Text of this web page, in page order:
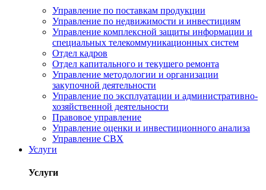
Управление по поставкам продукции
Управление по недвижимости и инвестициям
Управление комплексной защиты информации и
специальных телекоммуникационных систем
Отдел кадров
Отдел капитального и текущего ремонта
Управление методологии и организации
закупочной деятельности
Управление по эксплуатации и административно-
хозяйственной деятельности
Правовое управление
Управление оценки и инвестиционного анализа
Управление СВХ
Услуги
Услуги